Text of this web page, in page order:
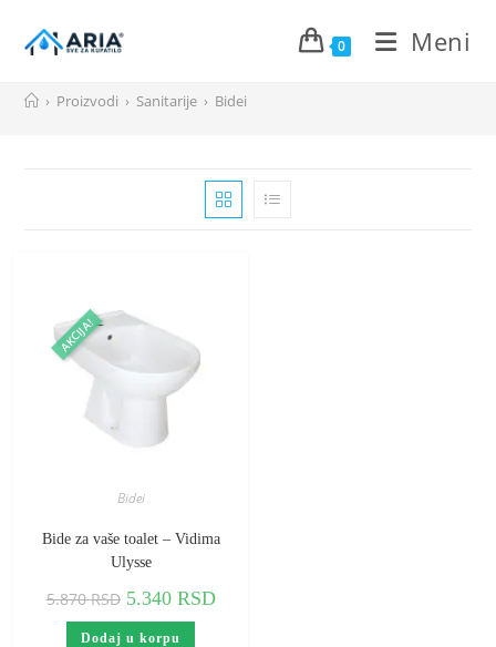
Preskoči
0 Meni
› Proizvodi › Sanitarije › Bidei
AKCIJA!
Bidei
Bide za vaše toalet – Vidima
Ulysse
5.870RSD Originalna
cena
je
bila:
5.340 RSDTrenutna
cena
Dodaj u korpu